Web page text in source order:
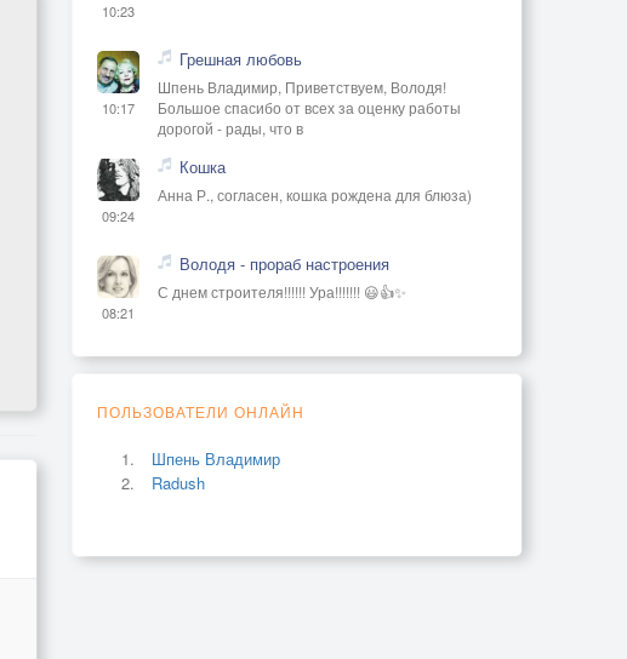
10:23
10:17
Грешная любовь
Шпень Владимир, Приветствуем, Володя!
Большое спасибо от всех за оценку работы
дорогой - рады, что в
09:24
Кошка
Анна Р., согласен, кошка рождена для блюза)
08:21
Володя - прораб настроения
С днем строителя!!!!!! Ура!!!!!!! 😃👍✨
ПОЛЬЗОВАТЕЛИ ОНЛАЙН
Шпень Владимир
Radush